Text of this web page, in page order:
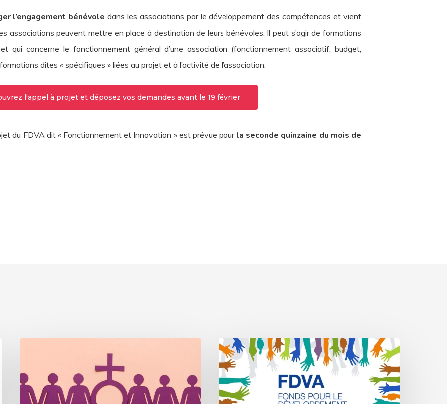
l’engagement bénévole dans les associations par le développement des compétences et vient
associations peuvent mettre en place à destination de leurs bénévoles. Il peut s’agir de formations
qui concerne le fonctionnement général d’une association (fonctionnement associatif, budget,
dites « spécifiques » liées au projet et à l’activité de l’association.
l'appel à projet et déposez vos demandes avant le 19 février
du FDVA dit « Fonctionnement et Innovation » est prévue pour la seconde quinzaine du mois de
mois
de
FDVA
2
–
Fonctionnement